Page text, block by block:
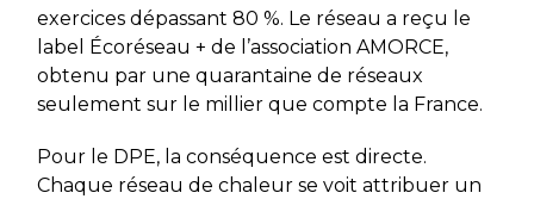
exercices dépassant 80 %. Le réseau a reçu le
label Écoréseau + de l’association AMORCE,
obtenu par une quarantaine de réseaux
seulement sur le millier que compte la France.
Pour le DPE, la conséquence est directe.
Chaque réseau de chaleur se voit attribuer un